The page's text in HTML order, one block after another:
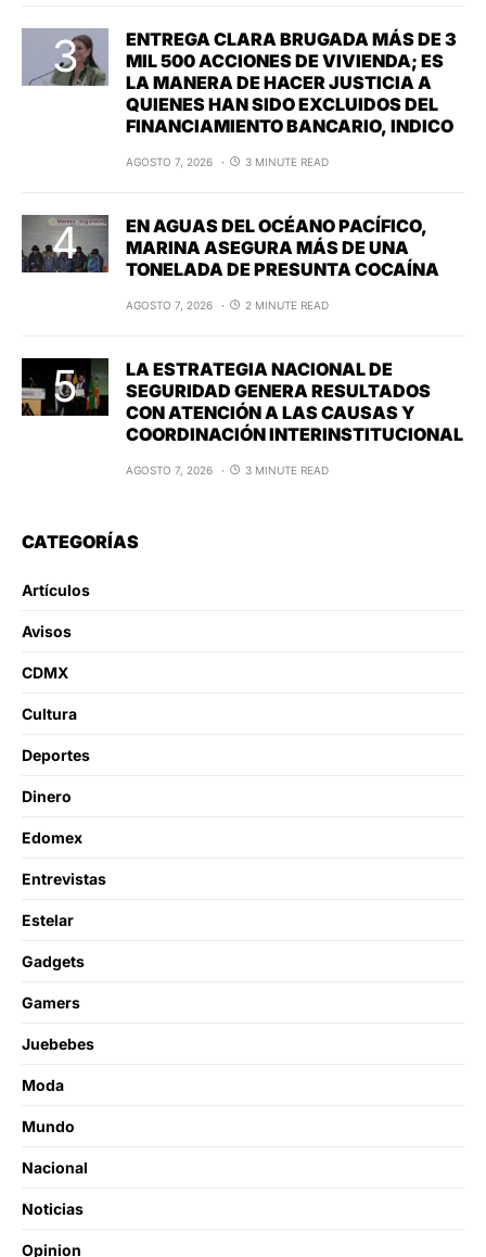
ENTREGA CLARA BRUGADA MÁS DE 3
MIL 500 ACCIONES DE VIVIENDA; ES
LA MANERA DE HACER JUSTICIA A
QUIENES HAN SIDO EXCLUIDOS DEL
FINANCIAMIENTO BANCARIO, INDICO
AGOSTO 7, 2026 3 MINUTE READ
EN AGUAS DEL OCÉANO PACÍFICO,
MARINA ASEGURA MÁS DE UNA
TONELADA DE PRESUNTA COCAÍNA
AGOSTO 7, 2026 2 MINUTE READ
LA ESTRATEGIA NACIONAL DE
SEGURIDAD GENERA RESULTADOS
CON ATENCIÓN A LAS CAUSAS Y
COORDINACIÓN INTERINSTITUCIONAL
AGOSTO 7, 2026 3 MINUTE READ
CATEGORÍAS
Artículos
Avisos
CDMX
Cultura
Deportes
Dinero
Edomex
Entrevistas
Estelar
Gadgets
Gamers
Juebebes
Moda
Mundo
Nacional
Noticias
Opinion